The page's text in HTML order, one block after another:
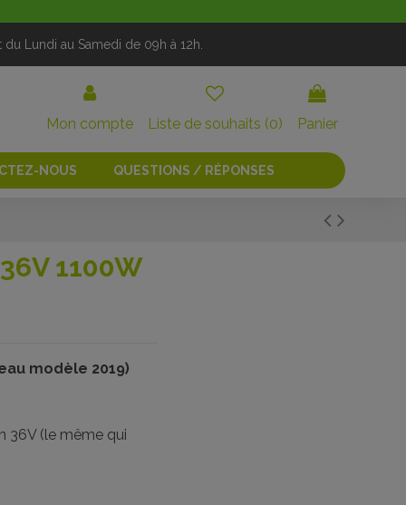
Lundi au Samedi de 09h à 12h.
Mon compte Liste de souhaits (0) Panier
NOUS QUESTIONS / RÉPONSES
1100W
modèle 2019)
36V (le même qui